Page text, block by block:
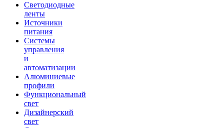
Светодиодные
ленты
Источники
питания
Системы
управления
и
автоматизации
Алюминиевые
профили
Функциональный
свет
Дизайнерский
свет